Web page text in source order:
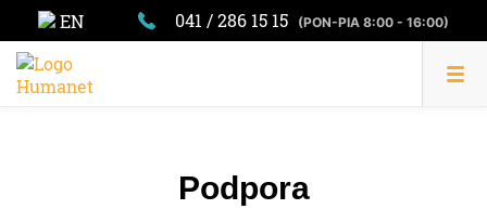
EN 041 / 286 15 15 (PON-PIA 8:00 - 16:00)
Podpora